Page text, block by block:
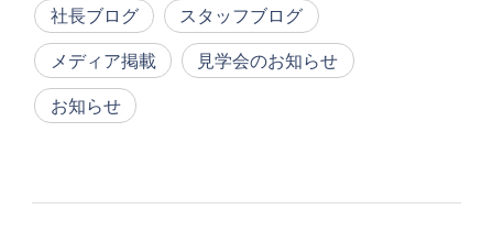
社長ブログ スタッフブログ
メディア掲載 見学会のお知らせ
お知らせ